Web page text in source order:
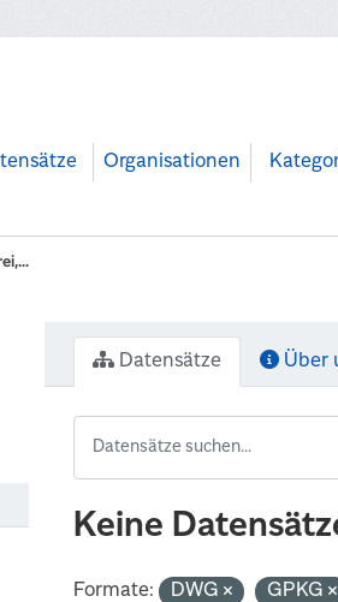
Organisationen
Datensätze Über
Keine
Formate: DWG GPKG